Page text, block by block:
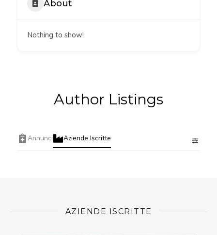
About
Nothing to show!
Author Listings
Annunci Aziende Iscritte
AZIENDE ISCRITTE